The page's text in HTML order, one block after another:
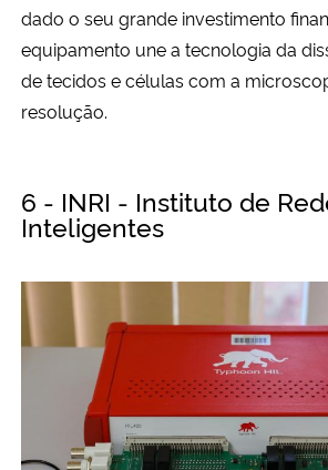
dado o seu grande investimento
equipamento une a tecnologia da
de tecidos e células com a
resolução.
6 - INRI - Instituto de
Inteligentes